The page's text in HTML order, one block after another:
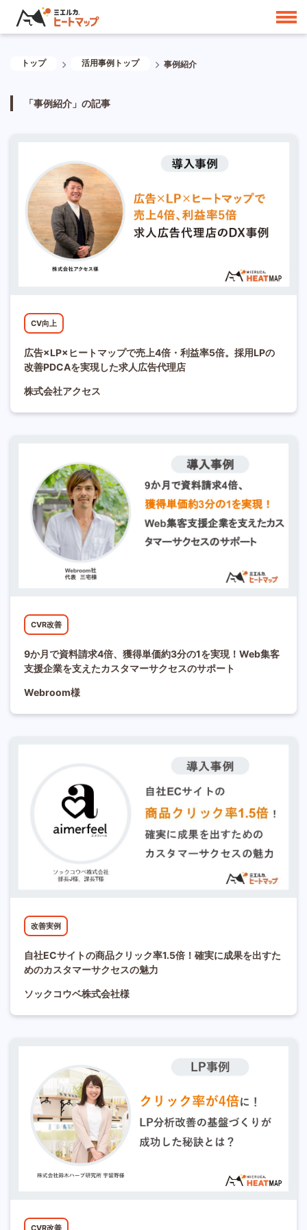
トップ 活用事例トップ 事例紹介
「事例紹介」の記事
CV向上
広告×LP×ヒートマップで売上4倍・利益率5倍。採用LPの
改善PDCAを実現した求人広告代理店
株式会社アクセス
CVR改善
9か月で資料請求4倍、獲得単価約3分の1を実現！Web集客
支援企業を支えたカスタマーサクセスのサポート
Webroom様
改善実例
自社ECサイトの商品クリック率1.5倍！確実に成果を出すた
めのカスタマーサクセスの魅力
ソックコウベ株式会社様
CVR改善